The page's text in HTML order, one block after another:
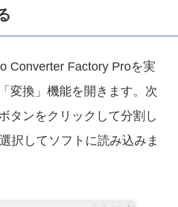
Converter Factory Proを実
変換」機能を開きます。次
タンをクリックして分割し
択してソフトに読み込みま